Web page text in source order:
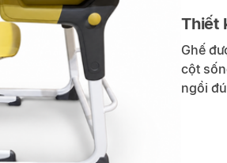
Thiết
Ghế
cột
ngồi